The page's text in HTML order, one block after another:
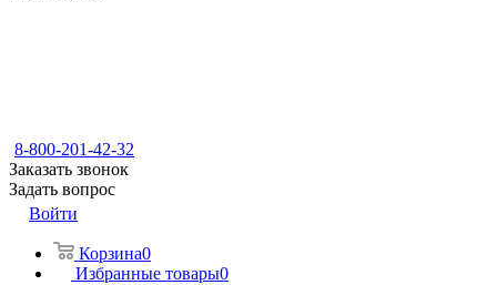
8-800-201-42-32
Заказать звонок
Задать вопрос
Войти
Корзина0
Избранные товары0